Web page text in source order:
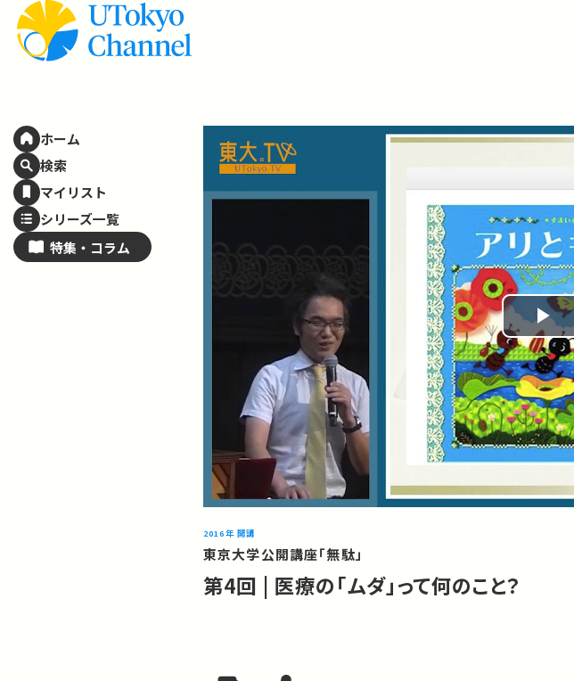
ホーム
検索
マイリスト
シリーズ一覧
特集・ コラム
Play
Video
2016年 開講
東京大学公開講座「無駄」
第4回 | 医療の「ムダ」って何のこと？